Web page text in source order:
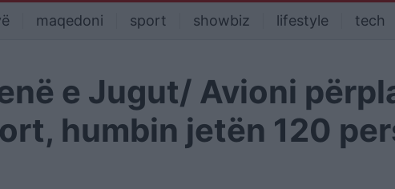
maqedoni sport showbiz lifestyle tech
e Jugut/ Avioni
humbin jetën 120